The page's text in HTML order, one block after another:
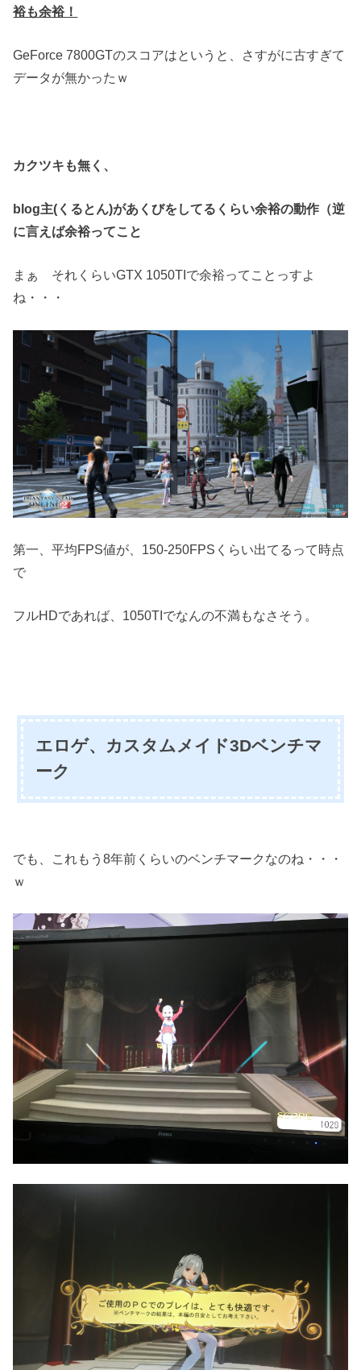
裕も余裕！
GeForce 7800GTのスコアはというと、さすがに古すぎて
データが無かったｗ
カクツキも無く、
blog主(くるとん)があくびをしてるくらい余裕の動作（逆
に言えば余裕ってこと
まぁ それくらいGTX 1050TIで余裕ってことっすよ
ね・・・
第一、平均FPS値が、150-250FPSくらい出てるって時点
で
フルHDであれば、1050TIでなんの不満もなさそう。
エロゲ、カスタムメイド3Dベンチマ
ーク
でも、これもう8年前くらいのベンチマークなのね・・・
ｗ